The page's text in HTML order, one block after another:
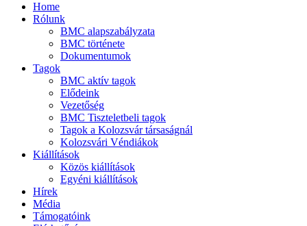
Home
Rólunk
BMC alapszabályzata
BMC története
Dokumentumok
Tagok
BMC aktív tagok
Elődeink
Vezetőség
BMC Tiszteletbeli tagok
Tagok a Kolozsvár társaságnál
Kolozsvári Véndiákok
Kiállítások
Közös kiállítások
Egyéni kiállítások
Hírek
Média
Támogatóink